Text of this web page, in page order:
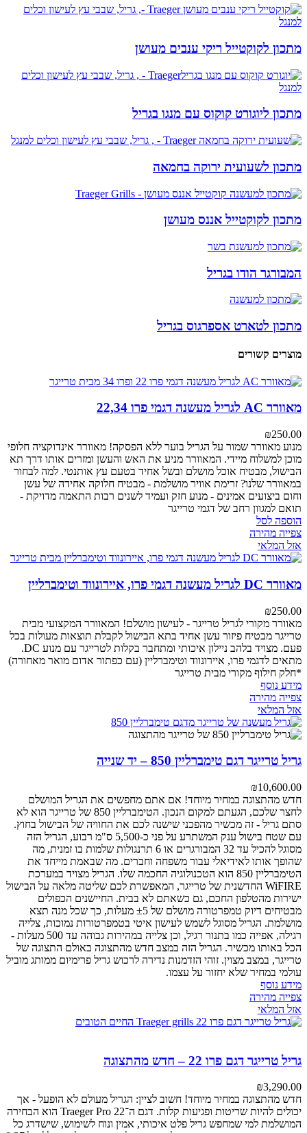
מתכון לקוקטייל ריקי ענבים מעושן
מתכון ליוגורט קוקוס עם מנגו בגריל
מתכון לשעועית ירוקה בחמאה
מתכון לקוקטייל אננס מעושן
המבורגר הודו בגריל
מתכון לטארט אספרגוס בגריל
מוצרים קשורים
מאוורר AC לגריל מעשנה דגמי פרו 22,34
₪250.00
מנוע מאוורר שמור על הגריל בוער ללא הפסקה! מאוורר אינדוקציה חלופי
מוכן למשלוח מיידי. המאוורר מניע את האש והעשן ומזרים אותו דרך תא
הבישול, מבטיח אוכל מושלם ובשל אחיד בטעם עץ אותנטי. למה לבחור
במאוורר שלנו? זרימת אוויר מושלמת - מבטיח חלוקה אחידה של עשן
וחום ביצועים אמינים - מנוע חזק ועמיד לשנים רבות התאמה מדויקת -
תואם למגוון רחב של דגמי טרייגר
הוספה לסל
צפייה מהירה
אזל המלאי
מאוורר DC לגריל מעשנה דגמי פרו, איירונווד וטימברליין
₪250.00
מאוורר מקורי לגריל טרייגר - לעישון מושלם! המאוורר המקצועי מבית
טרייגר מבטיח פיזור עשן אחיד בתא הבישול לקבלת תוצאות מעולות בכל
פעם. מצויד בלהב ניילון איכותי ומתחבר בקלות לטרייגר עם מנוע DC.
מתאים לדגמי פרו, איירונווד וטימברליין (עם כפתור אדום מואר מאחורה)
*חלק חילוף מקורי מבית טרייגר
מידע נוסף
צפייה מהירה
אזל המלאי
גריל טרייגר דגם טימברליין 850 – יד שנייה
₪10,600.00
חדש מהתצוגה במחיר מיוחד! אם אתם מחפשים את הגריל המושלם
לחצר שלכם, הגעתם למקום הנכון. הטימברליין 850 של טרייגר הוא לא
סתם גריל - זה מכשיר מהפכני שישנה לכם את החוויה של הבישול בחוץ.
עם שטח בישול ענק המשתרע על פני כ-5,500 ס"מ רבוע, הגריל הזה
מסוגל להכיל עד 32 המבורגרים או 6 תרנגולות שלמות בו זמנית, מה
שהופך אותו לאידיאלי עבור משפחה וחברים. מה שבאמת מייחד את
הטימברליין 850 הוא הטכנולוגיה החכמה שלו. הגריל מצויד במערכת
WiFIRE החדשנית של טרייגר, המאפשרת לכם שליטה מלאה על הבישול
ישירות מהטלפון החכם, גם כשאתם לא בבית. החיישנים הכפולים
מבטיחים דיוק טמפרטורה מושלם של ±5 מעלות, כך שכל מנה תצא
מושלמת. הגריל מסוגל לשמש לעישון איטי בטמפרטורות נמוכות, צלייה
רגילה, אפייה כמו בתנור רגיל, וכן צלייה במהירות גבוהה עד 500 מעלות -
הכל באותו מכשיר. הגריל הזה במצב חדש מהתצוגה באולם התצוגה של
טרייגר, במצב מצוין. זוהי הזדמנות נדירה לרכוש גריל פרימיום ממותג מוביל
עולמי במחיר שלא יחזור על עצמו.
מידע נוסף
צפייה מהירה
אזל המלאי
גריל טרייגר דגם פרו 22 – חדש מהתצוגה
₪3,290.00
חדש מהתצוגה במחיר מיוחד! חשוב לציין: הגריל מעולם לא הופעל - אך
יכולים להיות שריטות ופגיעות קלות.
דגם ה־Traeger Pro 22 הוא הבחירה
המושלמת למי שמחפש גריל פלט איכותי, אמין ונוח לשימוש, שישדרג כל